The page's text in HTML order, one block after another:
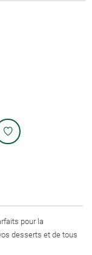
pour la
desserts et de tous